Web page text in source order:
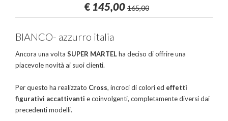
€ 145,00 165,00
BIANCO- azzurro italia
Ancora una volta SUPER MARTELha deciso di offrire una
piacevole novità ai suoi clienti.
Per questo ha realizzato Cross, incroci di colori ed effetti
figurativi accattivanti e coinvolgenti, completamente diversi dai
precedenti modelli.